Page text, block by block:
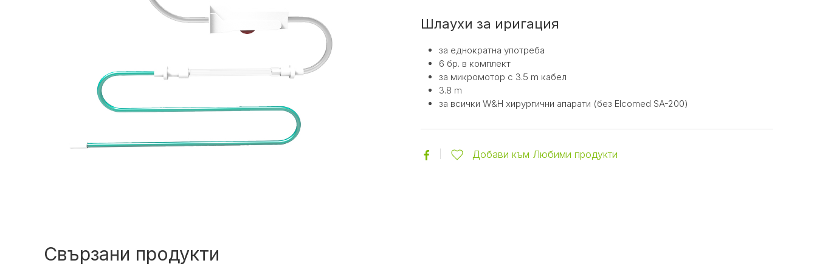
Шлаухи за иригация
за еднократна употреба
6 бр. в комплект
за микромотор с 3.5 m кабел
3.8 m
за всички W&H хирургични апарати (без Elcomed SA-200)
Добави към Любими продукти
Свързани продукти